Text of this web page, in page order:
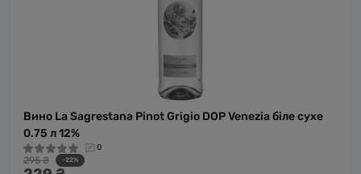
Вино La Sagrestana Pinot Grigio DOP Venezia біле сухе
0.75 л 12%
0
295 ₴ -22%